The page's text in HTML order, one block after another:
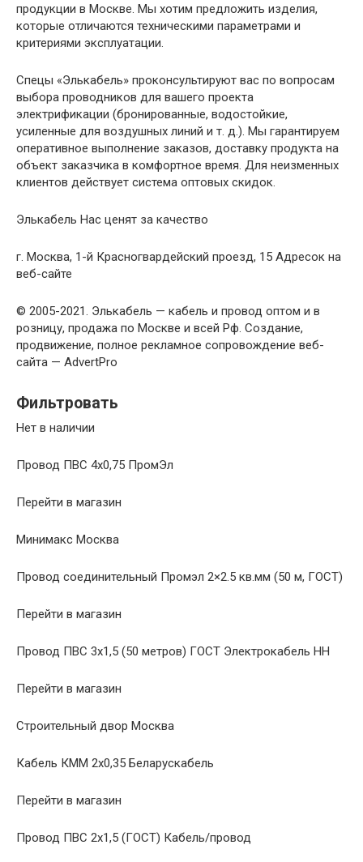
продукции в Москве. Мы хотим предложить изделия,
которые отличаются техническими параметрами и
критериями эксплуатации.
Спецы «Элькабель» проконсультируют вас по вопросам
выбора проводников для вашего проекта
электрификации (бронированные, водостойкие,
усиленные для воздушных линий и т. д.). Мы гарантируем
оперативное выполнение заказов, доставку продукта на
объект заказчика в комфортное время. Для неизменных
клиентов действует система оптовых скидок.
Элькабель Нас ценят за качество
г. Москва, 1-й Красногвардейский проезд, 15 Адресок на
веб-сайте
© 2005-2021. Элькабель — кабель и провод оптом и в
розницу, продажа по Москве и всей Рф. Создание,
продвижение, полное рекламное сопровождение веб-
сайта — AdvertPro
Фильтровать
Нет в наличии
Провод ПВС 4х0,75 ПромЭл
Перейти в магазин
Минимакс Москва
Провод соединительный Промэл 2×2.5 кв.мм (50 м, ГОСТ)
Перейти в магазин
Провод ПВС 3х1,5 (50 метров) ГОСТ Электрокабель НН
Перейти в магазин
Строительный двор Москва
Кабель КММ 2х0,35 Беларускабель
Перейти в магазин
Провод ПВС 2х1,5 (ГОСТ) Кабель/провод